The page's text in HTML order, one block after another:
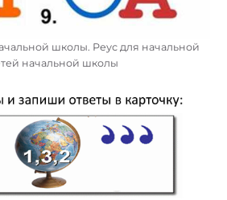
школы. Реус для начальной
начальной школы